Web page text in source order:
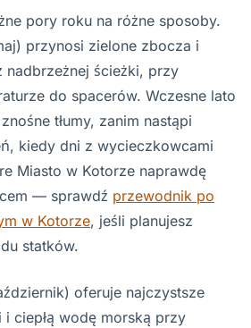
pory roku na różne sposoby.
przynosi zielone zbocza i
nadbrzeżnej ścieżki, przy
do spacerów. Wczesne lato
tłumy, zanim nastąpi
kiedy dni z wycieczkowcami
Miasto w Kotorze naprawdę
— sprawdź przewodnik po
w Kotorze, jeśli planujesz
statków.
oferuje najczystsze
ciepłą wodę morską przy